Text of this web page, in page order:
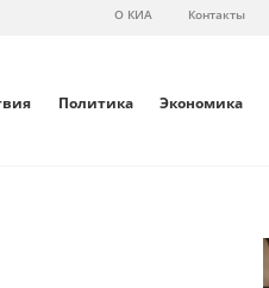
О КИА Контакты
Политика Экономика